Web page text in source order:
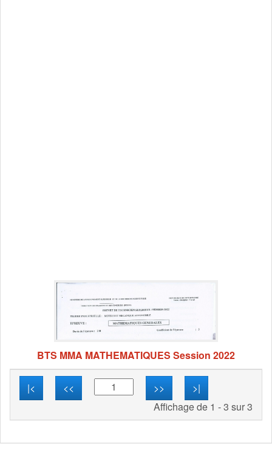
BTS MMA MATHEMATIQUES Session 2022
|< << >>
>|
Affichage de 1 - 3 sur 3